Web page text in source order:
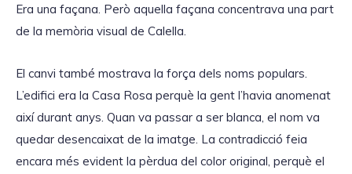
Era una façana. Però aquella façana concentrava una part
de la memòria visual de Calella.
El canvi també mostrava la força dels noms populars.
L’edifici era la Casa Rosa perquè la gent l’havia anomenat
així durant anys. Quan va passar a ser blanca, el nom va
quedar desencaixat de la imatge. La contradicció feia
encara més evident la pèrdua del color original, perquè el